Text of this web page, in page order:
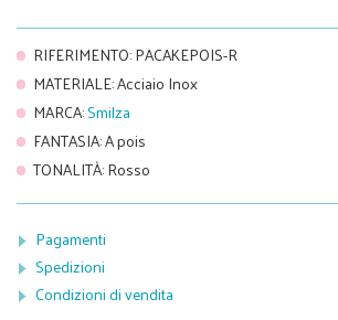
RIFERIMENTO:PACAKEPOIS-R
MATERIALE:Acciaio Inox
MARCA:Smilza
FANTASIA:A pois
TONALITÀ:Rosso
Pagamenti
Spedizioni
Condizioni di vendita